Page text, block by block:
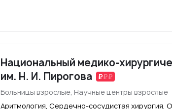
Национальный медико-
им. Н. И. Пирогова
Больницы взрослые, Научные центры взрослые
Аритмология, Сердечно-сосудистая хирургия,